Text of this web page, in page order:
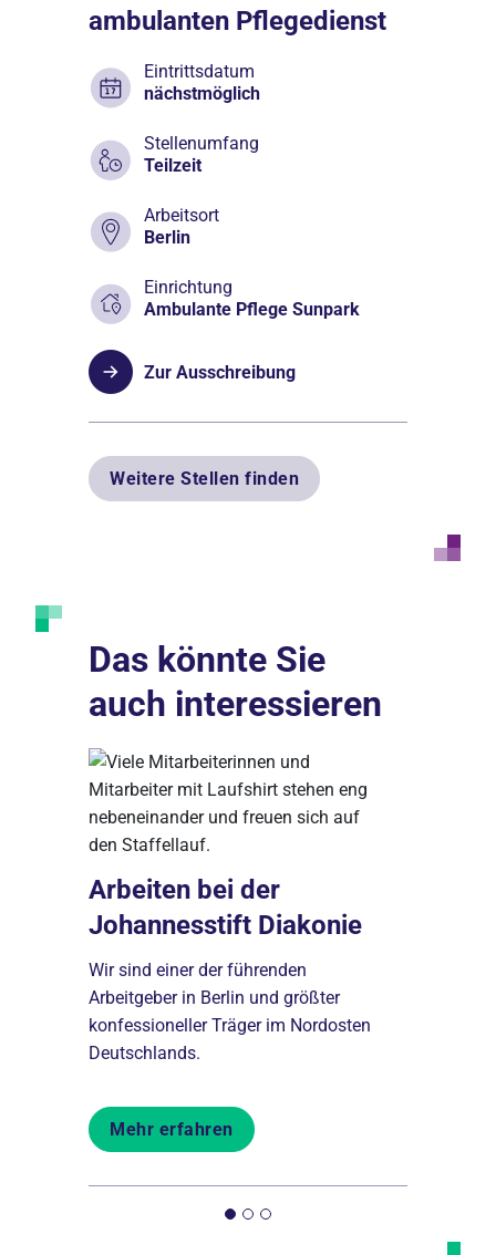
ambulanten Pflegedienst
Eintrittsdatum
nächstmöglich
Stellenumfang
Teilzeit
Arbeitsort
Berlin
Einrichtung
Ambulante Pflege Sunpark
Zur Ausschreibung
Weitere Stellen finden
Das könnte Sie
auch interessieren
Arbeiten bei der
Johannesstift Diakonie
Wir sind einer der führenden
Arbeitgeber in Berlin und größter
konfessioneller Träger im Nordosten
Deutschlands.
Mehr erfahren